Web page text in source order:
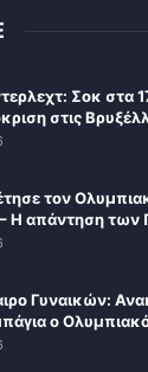
Σοκ στα
στις
τον
Η απάντηση των
Γυναικών:
ο